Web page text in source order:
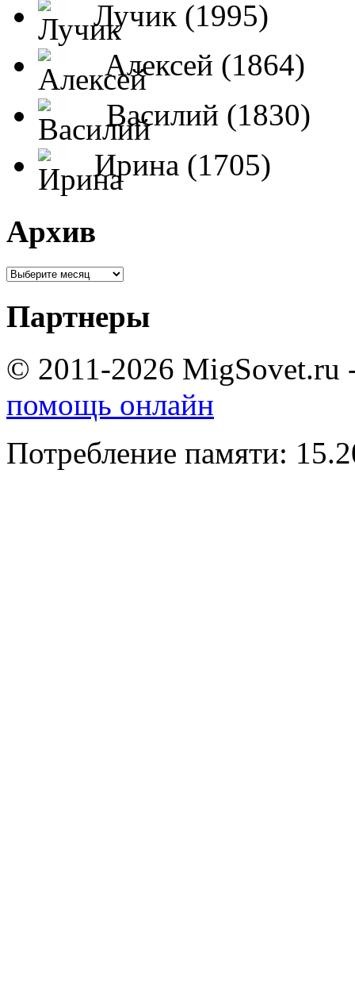
Лучик (1995)
Алексей (1864)
Василий (1830)
Ирина (1705)
Архив
Партнеры
© 2011-2026 MigSovet.ru
помощь онлайн
Потребление памяти: